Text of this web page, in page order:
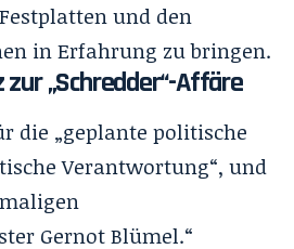
und den
in Erfahrung zu bringen.
„Schredder“-Affäre
die „geplante politische
Verantwortung“, und
Gernot Blümel.“